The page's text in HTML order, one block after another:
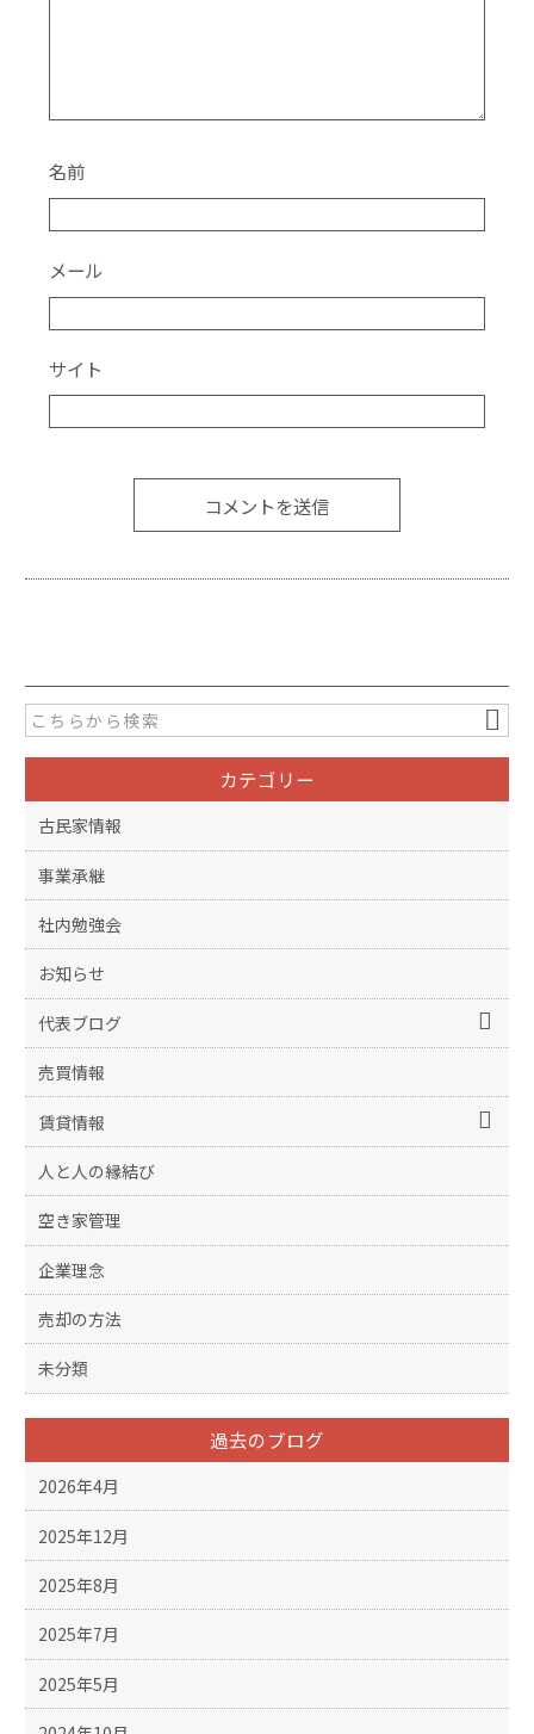
名前
メール
サイト
カテゴリー
古民家情報
事業承継
社内勉強会
お知らせ
代表ブログ
売買情報
賃貸情報
人と人の縁結び
空き家管理
企業理念
売却の方法
未分類
過去のブログ
2026年4月
2025年12月
2025年8月
2025年7月
2025年5月